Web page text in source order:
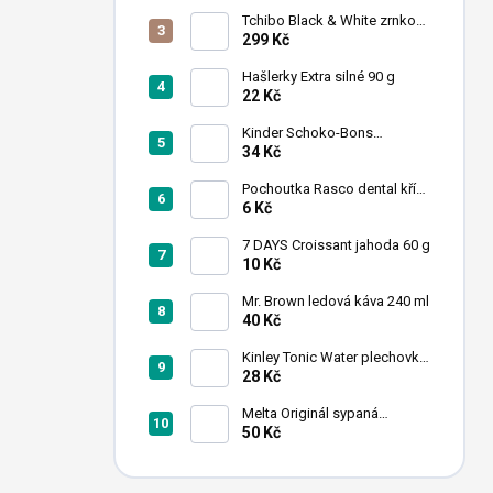
Tchibo Black & White zrnková
káva 1 kg
299 Kč
Hašlerky Extra silné 90 g
22 Kč
Kinder Schoko-Bons
čokoládové bonbony 46 g
34 Kč
Pochoutka Rasco dental kříž
s chlorofylem 12cm
6 Kč
7 DAYS Croissant jahoda 60 g
10 Kč
Mr. Brown ledová káva 240 ml
40 Kč
Kinley Tonic Water plechovka
250 ml
28 Kč
Melta Originál sypaná
kávovinová směs 500 g
50 Kč